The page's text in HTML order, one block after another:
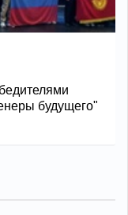
будущего"